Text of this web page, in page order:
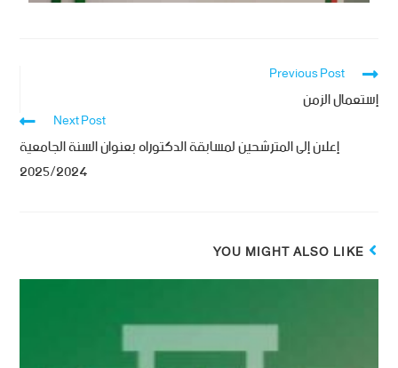
Previous Post
إستعمال الزمن
Next Post
إعلان إلى المترشحين لمسابقة الدكتوراه بعنوان السنة الجامعية
2025/2024
YOU MIGHT ALSO LIKE